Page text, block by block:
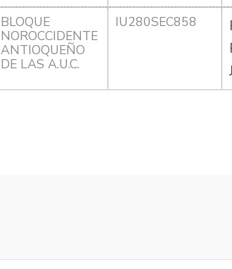
BLOQUE
NOROCCIDENTE
ANTIOQUEÑO
DE LAS A.U.C.
IU280SEC858